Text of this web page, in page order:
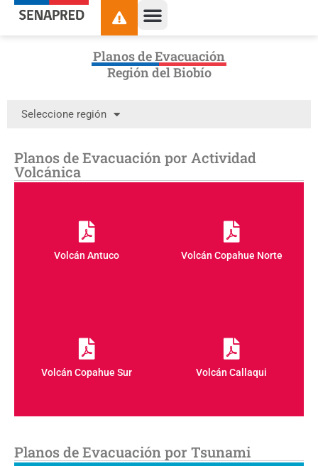
Planos de Evacuación
Región del Biobío
Seleccione región
Planos de Evacuación por Actividad
Volcánica
Volcán Antuco Volcán Copahue Norte
Volcán Copahue Sur Volcán Callaqui
Planos de Evacuación por Tsunami